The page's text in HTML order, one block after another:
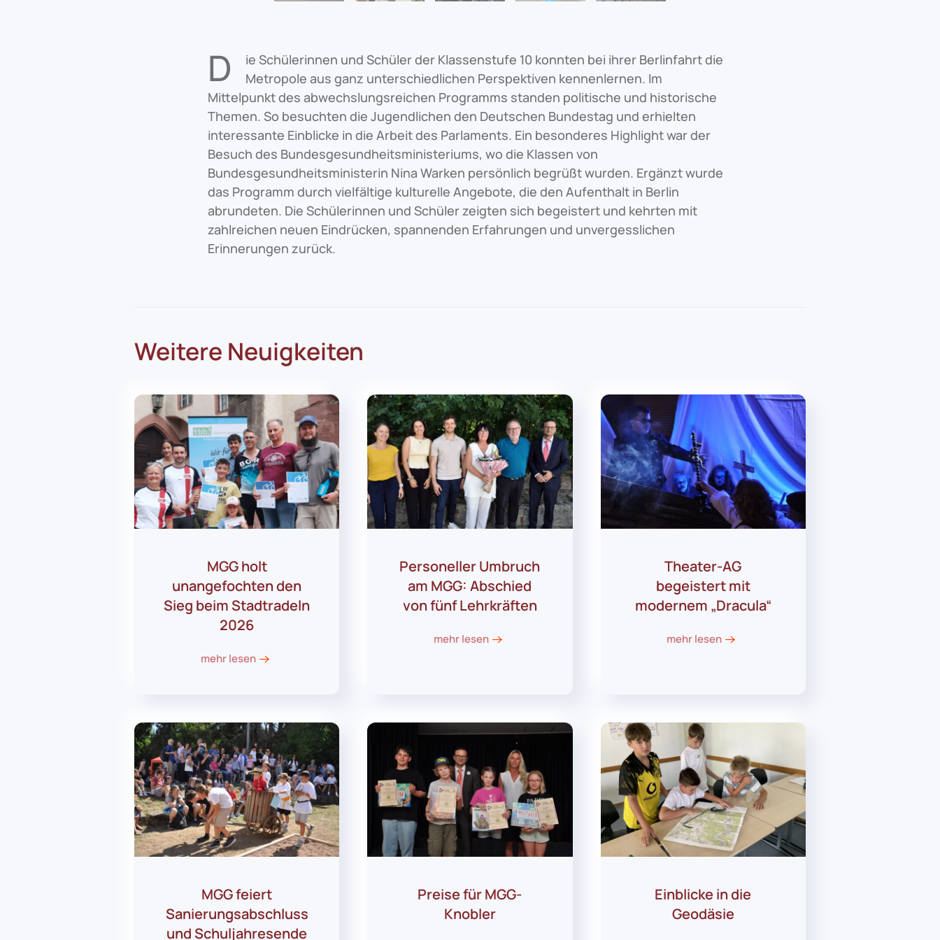
D
ie Schülerinnen und Schüler der Klassenstufe 10 konnten bei ihrer Berlinfahrt die
Metropole aus ganz unterschiedlichen Perspektiven kennenlernen. Im
Mittelpunkt des abwechslungsreichen Programms standen politische und historische
Themen. So besuchten die Jugendlichen den Deutschen Bundestag und erhielten
interessante Einblicke in die Arbeit des Parlaments. Ein besonderes Highlight war der
Besuch des Bundesgesundheitsministeriums, wo die Klassen von
Bundesgesundheitsministerin Nina Warken persönlich begrüßt wurden. Ergänzt wurde
das Programm durch vielfältige kulturelle Angebote, die den Aufenthalt in Berlin
abrundeten. Die Schülerinnen und Schüler zeigten sich begeistert und kehrten mit
zahlreichen neuen Eindrücken, spannenden Erfahrungen und unvergesslichen
Erinnerungen zurück.
Weitere Neuigkeiten
MGG holt
unangefochten den
Sieg beim Stadtradeln
2026
mehr lesen
Personeller Umbruch
am MGG: Abschied
von fünf Lehrkräften
mehr lesen
Theater-AG
begeistert mit
modernem „Dracula“
mehr lesen
MGG feiert
Sanierungsabschluss
und Schuljahresende
Preise für MGG-
Knobler
Einblicke in die
Geodäsie